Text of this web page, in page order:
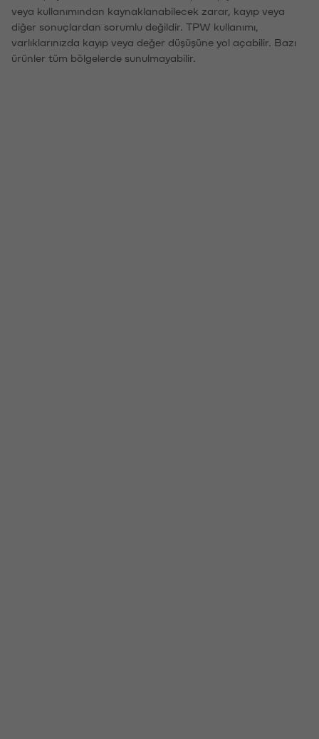
veya kullanımından kaynaklanabilecek zarar, kayıp veya
diğer sonuçlardan sorumlu değildir. TPW kullanımı,
varlıklarınızda kayıp veya değer düşüşüne yol açabilir. Bazı
ürünler tüm bölgelerde sunulmayabilir.